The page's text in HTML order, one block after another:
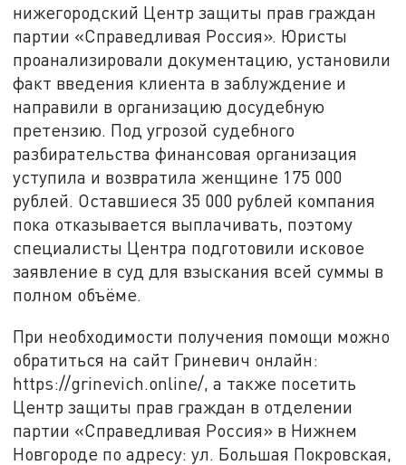
нижегородский Центр защиты прав граждан
партии «Справедливая Россия». Юристы
проанализировали документацию, установили
факт введения клиента в заблуждение и
направили в организацию досудебную
претензию. Под угрозой судебного
разбирательства финансовая организация
уступила и возвратила женщине 175 000
рублей. Оставшиеся 35 000 рублей компания
пока отказывается выплачивать, поэтому
специалисты Центра подготовили исковое
заявление в суд для взыскания всей суммы в
полном объёме.
При необходимости получения помощи можно
обратиться на сайт Гриневич онлайн:
https://grinevich.online/, а также посетить
Центр защиты прав граждан в отделении
партии «Справедливая Россия» в Нижнем
Новгороде по адресу: ул. Большая Покровская,